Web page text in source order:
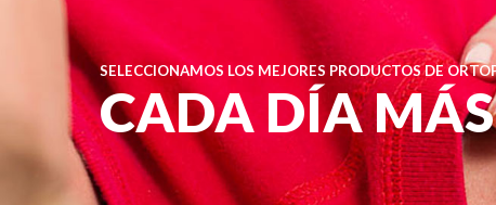
SELECCIONAMOS LOS MEJORES PRODUCTOS DE
CADA DÍA